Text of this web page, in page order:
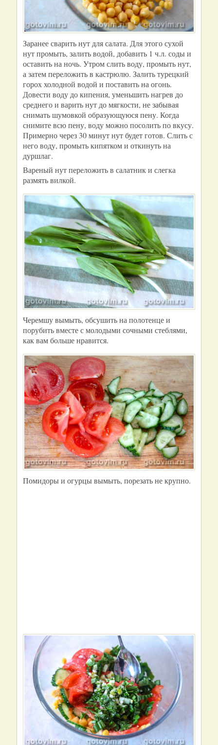
Заранее сварить нут для салата. Для этого сухой
нут промыть, залить водой, добавить 1 ч.л. соды и
оставить на ночь. Утром слить воду, промыть нут,
а затем переложить в кастрюлю. Залить турецкий
горох холодной водой и поставить на огонь.
Довести воду до кипения, уменьшить нагрев до
среднего и варить нут до мягкости, не забывая
снимать шумовкой образующуюся пену. Когда
снимите всю пену, воду можно посолить по вкусу.
Примерно через 30 минут нут будет готов. Слить с
него воду, промыть кипятком и откинуть на
дуршлаг.
Вареный нут переложить в салатник и слегка
размять вилкой.
Черемшу вымыть, обсушить на полотенце и
порубить вместе с молодыми сочными стеблями,
как вам больше нравится.
Помидоры и огурцы вымыть, порезать не крупно.